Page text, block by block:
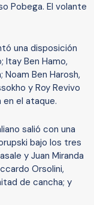
Pobega. El volante
una disposición
Ben Hamo,
Noam Ben Harosh,
y Roy Revivo
en el ataque.
salió con una
bajo los tres
y Juan Miranda
Orsolini,
de cancha; y